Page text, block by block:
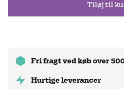
Tiløj til
Fri fragt ved køb over
Hurtige leverancer